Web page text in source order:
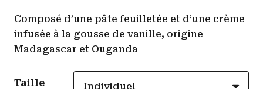
Composé d’une pâte feuilletée et d’une crème
infusée à la gousse de vanille, origine
Madagascar et Ouganda
Taille